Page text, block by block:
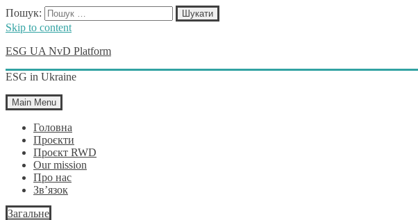
Пошук:
Skip to content
ESG UA NvD Platform
ESG in Ukraine
Main Menu
Головна
Проєкти
Проєкт RWD
Our mission
Про нас
Зв’язок
Загальне